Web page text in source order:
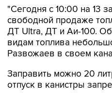
"Сегодня с 10:00 на 13
свободной продаже
ДТ Ultra, ДТ и Аи-100.
видам топлива
Развожаев в своем
Заправить можно 20
отпуск в канистры